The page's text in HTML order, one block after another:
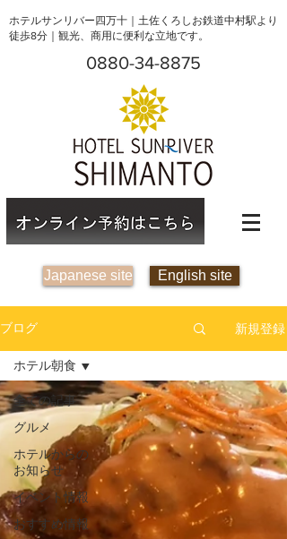
ホテルサンリバー四万十｜土佐くろしお鉄道中村駅より
徒歩8分｜観光、商用に便利な立地です。
0880-34-8875
Japanese site English site
ブログ 新規登録
全ての記事
グルメ
ホテルからの
お知らせ
イベント情報
おすすめ情報
ホテル朝食